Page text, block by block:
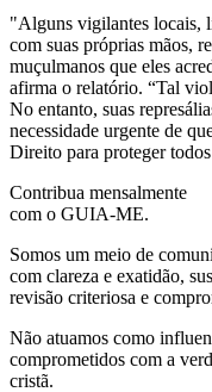
"Alguns vigilantes locais,
com suas próprias mãos,
muçulmanos que eles
afirma o relatório. “Tal
No entanto, suas
necessidade urgente de
Direito para proteger
Contribua mensalmente
com o GUIA-ME.
Somos um meio de
com clareza e exatidão,
revisão criteriosa e
Não atuamos como
comprometidos com a
cristã.